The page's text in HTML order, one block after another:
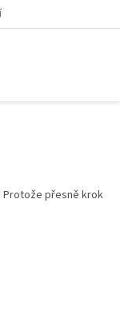
Protože přesně krok